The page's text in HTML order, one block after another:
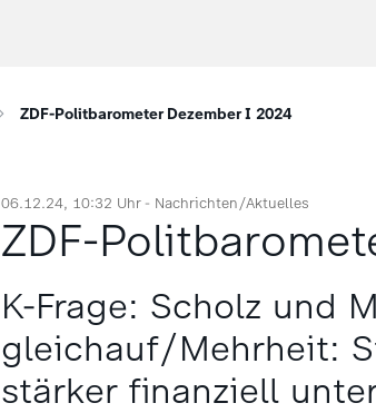
ZDF-Politbarometer Dezember I 2024
06.12.24, 10:32 Uhr - Nachrichten/Aktuelles
ZDF-
K-Frage: Scholz und
gleichauf/Mehrheit:
stärker finanziell